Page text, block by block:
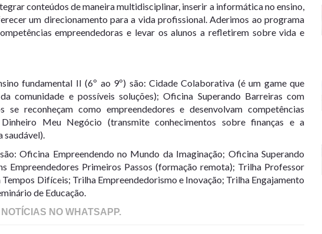
conteúdos de maneira multidisciplinar, inserir a informática no ensino,
um direcionamento para a vida profissional. Aderimos ao programa
empreendedoras e levar os alunos a refletirem sobre vida e
fundamental II (6º ao 9º) são: Cidade Colaborativa (é um game que
comunidade e possíveis soluções); Oficina Superando Barreiras com
reconheçam como empreendedores e desenvolvam competências
Meu Negócio (transmite conhecimentos sobre finanças e a
saudável).
Oficina Empreendendo no Mundo da Imaginação; Oficina Superando
Empreendedores Primeiros Passos (formação remota); Trilha Professor
Difíceis; Trilha Empreendedorismo e Inovação; Trilha Engajamento
de Educação.
NO WHATSAPP.